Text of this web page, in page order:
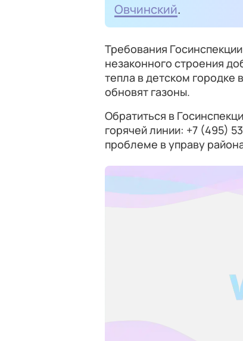
Овчинский.
Требования
незаконного строения
тепла в детском городке
обновят газоны.
Обратиться в
горячей линии: +7 (495)
проблеме в управу